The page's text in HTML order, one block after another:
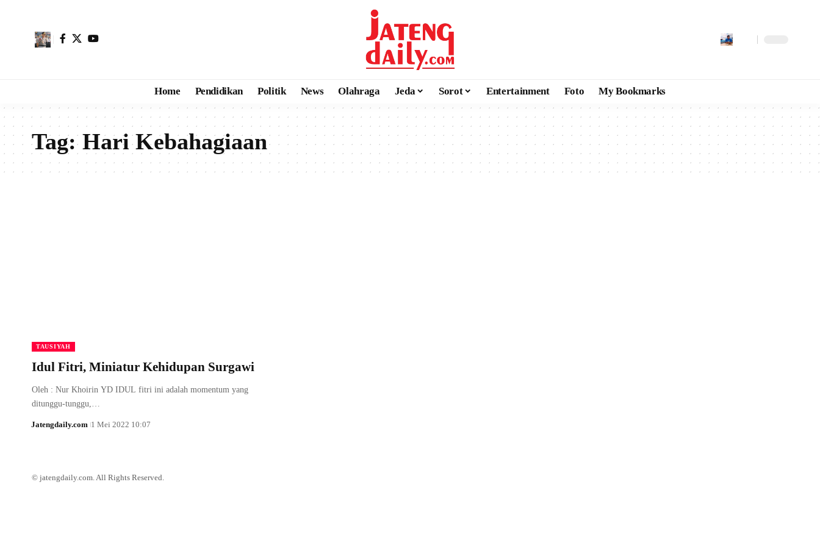
Home Pendidikan Politik News Olahraga Jeda Sorot Entertainment Foto My Bookmarks
Tag:Hari Kebahagiaan
TAUSIYAH
Idul Fitri, Miniatur Kehidupan Surgawi
Oleh : Nur Khoirin YD IDUL fitri ini adalah momentum yang
ditunggu-tunggu,…
Jatengdaily.com 1 Mei 2022 10:07
© jatengdaily.com. All Rights Reserved.